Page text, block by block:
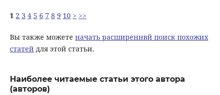
1 2 3 4 5 6 7 8 9 10 > >>
Вы также можете начать расширеннвй поиск похожих
статейдля этой статьи.
Наиболее читаемые статьи этого автора
(авторов)